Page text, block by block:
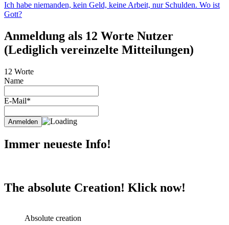
Ich habe niemanden, kein Geld, keine Arbeit, nur Schulden. Wo ist
Gott?
Anmeldung als 12 Worte Nutzer
(Lediglich vereinzelte Mitteilungen)
12 Worte
Name
E-Mail*
Immer neueste Info!
The absolute Creation! Klick now!
Absolute creation